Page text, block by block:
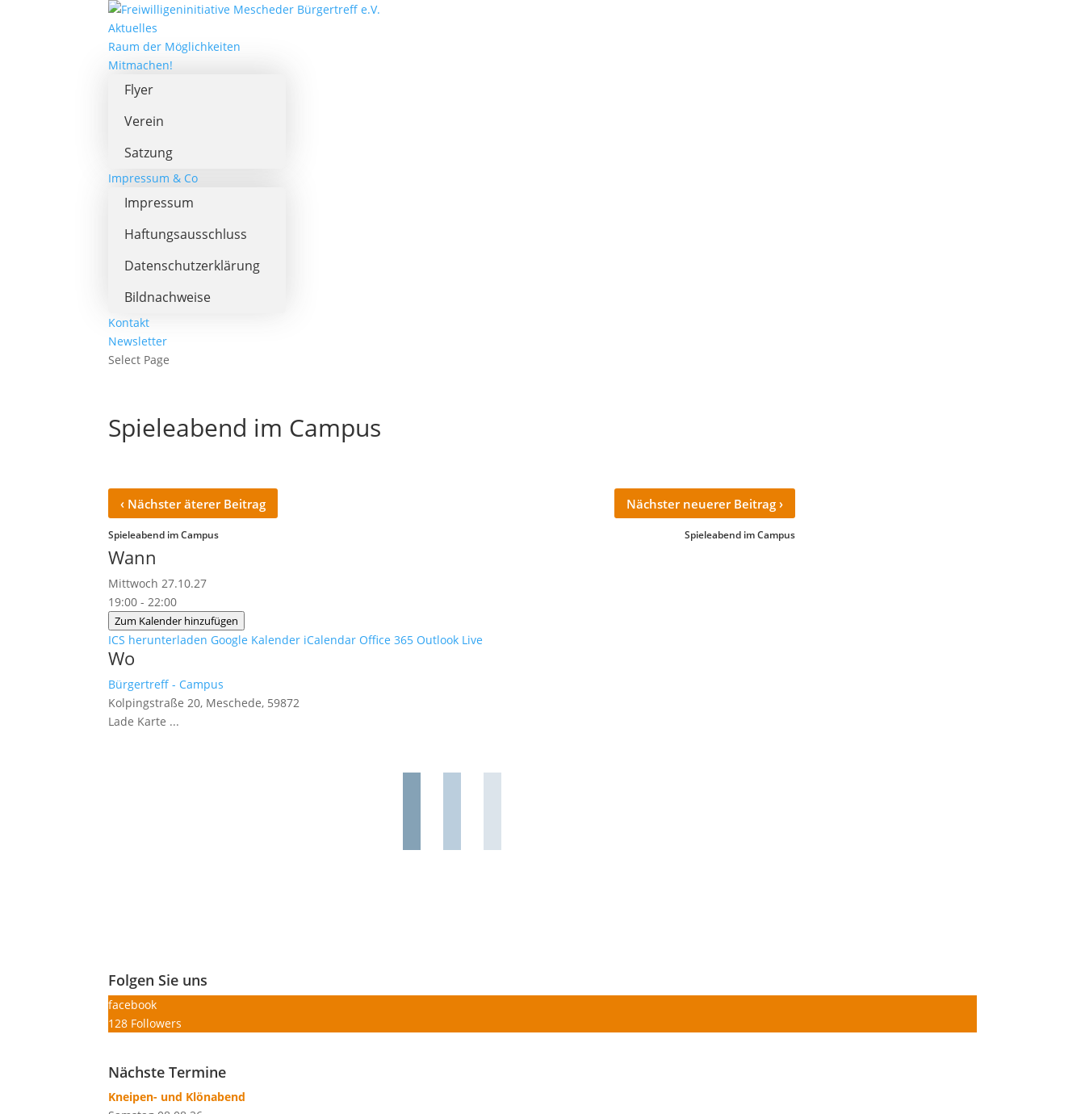
Aktuelles
Raum der Möglichkeiten
Mitmachen!
Flyer
Verein
Satzung
Impressum & Co
Impressum
Haftungsausschluss
Datenschutzerklärung
Bildnachweise
Kontakt
Newsletter
Select Page
Spieleabend im Campus
‹ Nächster äterer Beitrag
Spieleabend im Campus
Nächster neuerer Beitrag›
Spieleabend im Campus
Wann
Mittwoch 27.10.27
19:00 - 22:00
Zum Kalender hinzufügen
ICS herunterladen Google Kalender iCalendar Office 365 Outlook Live
Wo
Bürgertreff - Campus
Kolpingstraße 20, Meschede, 59872
Lade Karte ...
Folgen Sie uns
facebook
128 Followers
Nächste Termine
Kneipen- und Klönabend